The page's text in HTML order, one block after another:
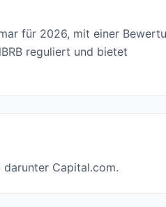
für 2026, mit einer
reguliert und bietet
Capital.com.